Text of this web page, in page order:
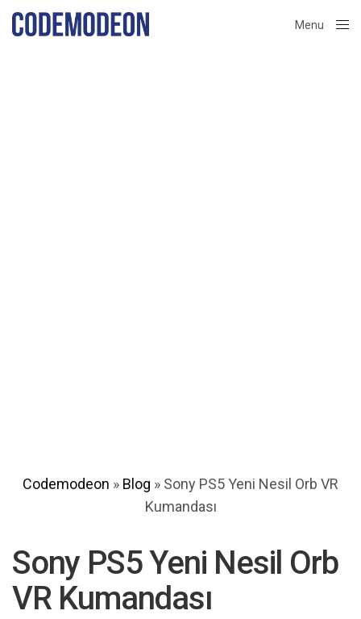
Menu
Codemodeon » Blog » Sony PS5 Yeni Nesil Orb VR
Kumandası
Sony PS5 Yeni Nesil Orb
VR Kumandası